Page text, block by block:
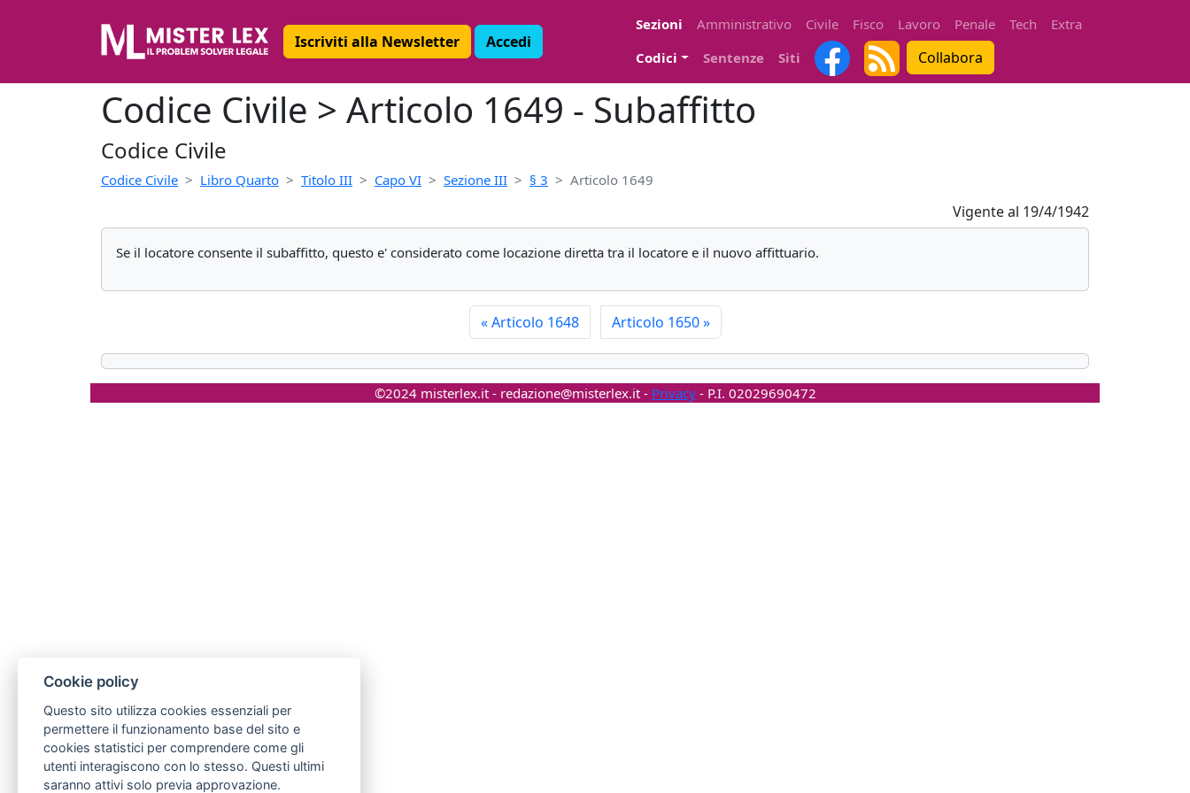
Iscriviti alla Newsletter Accedi
Sezioni Amministrativo Civile Fisco Lavoro Penale Tech
Extra
Codici
Sentenze Siti Collabora
Codice Civile > Articolo 1649 - Subaffitto
Codice Civile
Codice Civile Libro Quarto Titolo III Capo VI Sezione III § 3 Articolo 1649
Vigente al 19/4/1942
Se il locatore consente il subaffitto, questo e' considerato come locazione diretta tra il locatore e il nuovo affittuario.
«Articolo 1648 Articolo 1650»
©2024 misterlex.it - redazione@misterlex.it- Privacy- P.I. 02029690472
Cookie policy
Questo sito utilizza cookies essenziali per
permettere il funzionamento base del sito e
cookies statistici per comprendere come gli
utenti interagiscono con lo stesso. Questi ultimi
saranno attivi solo previa approvazione.